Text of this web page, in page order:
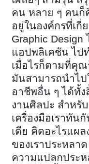
คน หลาย ๆ คนก็
อยู่ในองค์กรที่เกี่
Graphic
แอปพลิเคชัน ไ
เมื่อไรก็ตามที่คุ
มันสามารถนำไ
อาชีพอื่น ๆ ได้ทั้
งานศิลปะ สำหรั
เครื่องมือเราทัน
เดีย คิดอะไรแผล
ของเราประหลา
ความแปลกประ